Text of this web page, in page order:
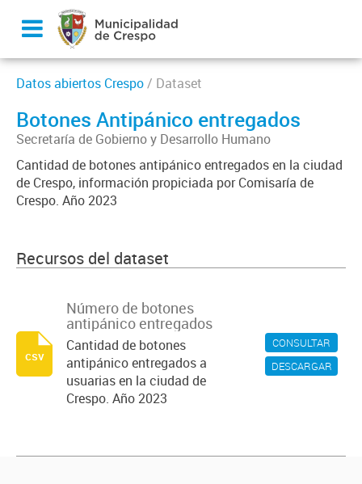
Datos abiertos Crespo/ Dataset
Botones Antipánico entregados
Secretaría de Gobierno y Desarrollo Humano
Cantidad de botones antipánico entregados en la ciudad
de Crespo, información propiciada por Comisaría de
Crespo. Año 2023
Recursos del dataset
CONSULTAR
DESCARGAR
Número de botones
antipánico entregados
Cantidad de botones
antipánico entregados a
usuarias en la ciudad de
Crespo. Año 2023
csv